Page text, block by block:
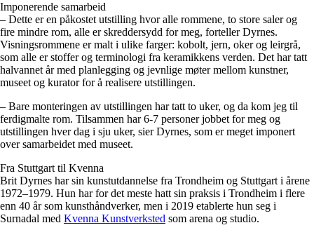
Imponerende samarbeid
– Dette er en påkostet utstilling hvor alle rommene, to store saler og
fire mindre rom, alle er skreddersydd for meg, forteller Dyrnes.
Visningsrommene er malt i ulike farger: kobolt, jern, oker og leirgrå,
som alle er stoffer og terminologi fra keramikkens verden. Det har tatt
halvannet år med planlegging og jevnlige møter mellom kunstner,
museet og kurator for å realisere utstillingen.
– Bare monteringen av utstillingen har tatt to uker, og da kom jeg til
ferdigmalte rom. Tilsammen har 6-7 personer jobbet for meg og
utstillingen hver dag i sju uker, sier Dyrnes, som er meget imponert
over samarbeidet med museet.
Fra Stuttgart til Kvenna
Brit Dyrnes har sin kunstutdannelse fra Trondheim og Stuttgart i årene
1972–1979. Hun har for det meste hatt sin praksis i Trondheim i flere
enn 40 år som kunsthåndverker, men i 2019 etablerte hun seg i
Surnadal med Kvenna Kunstverksted som arena og studio.